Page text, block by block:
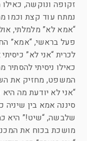
זקופה ונוקשה, כאילו
נמתח עוד קצת וכמו
“אמא לא” מלמלתי,
פעל בראשי, “אמא”
לכרית “אני לא”
כאילו ניסיתי
המשפט, מחזיק את
“אני לא יודעת מה
סיננה אמא בין שיניה
שלבשה, “שיט!” היא
מושכת בכוח את